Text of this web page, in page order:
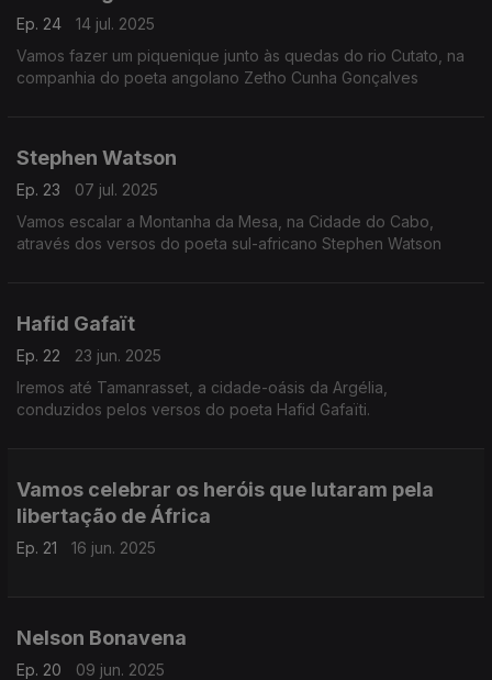
Ep. 24
14 jul. 2025
Vamos fazer um piquenique junto às quedas do rio Cutato, na
companhia do poeta angolano Zetho Cunha Gonçalves
Stephen Watson
Ep. 23
07 jul. 2025
Vamos escalar a Montanha da Mesa, na Cidade do Cabo,
através dos versos do poeta sul-africano Stephen Watson
Hafid Gafaït
Ep. 22
23 jun. 2025
Iremos até Tamanrasset, a cidade-oásis da Argélia,
conduzidos pelos versos do poeta Hafid Gafaïti.
Vamos celebrar os heróis que lutaram pela
libertação de África
Ep. 21 16 jun. 2025
Nelson Bonavena
Ep. 20
09 jun. 2025